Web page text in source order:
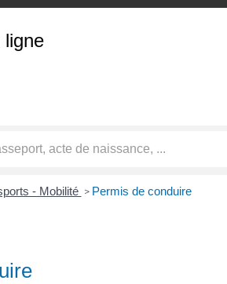
ligne
- Mobilité > Permis de conduire